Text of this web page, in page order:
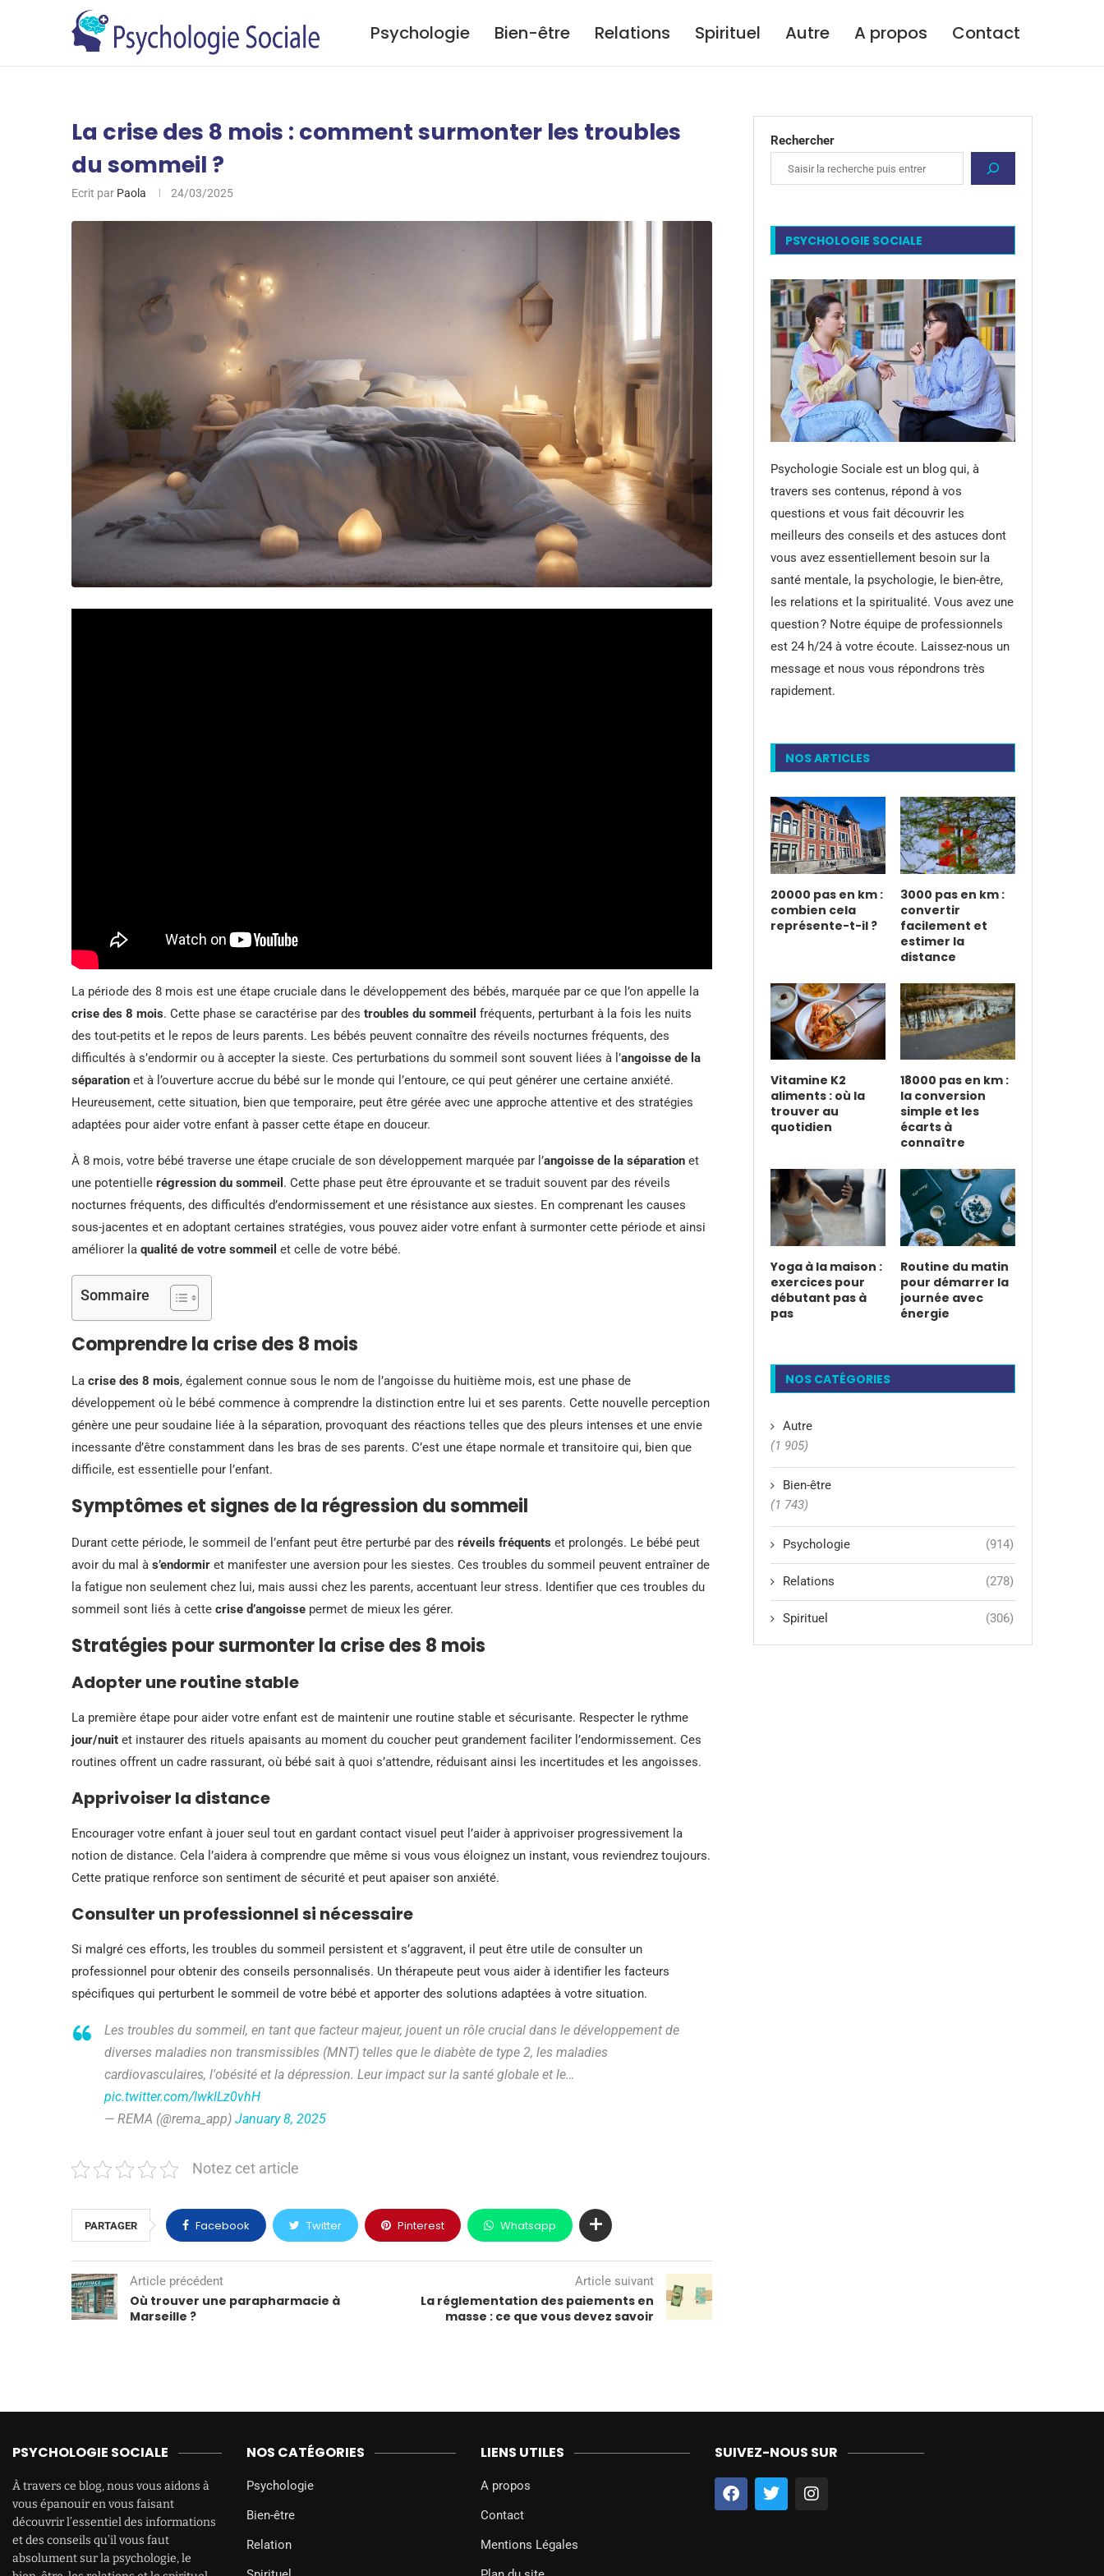
Psychologie Bien-être Relations Spirituel Autre A propos Contact
La crise des 8 mois : comment surmonter les troubles
du sommeil ?
Ecrit par Paola 24/03/2025
La période des 8 mois est une étape cruciale dans le développement des bébés, marquée par ce que l’on appelle la
crise des 8 mois. Cette phase se caractérise par des troubles du sommeil fréquents, perturbant à la fois les nuits
des tout-petits et le repos de leurs parents. Les bébés peuvent connaître des réveils nocturnes fréquents, des
difficultés à s’endormir ou à accepter la sieste. Ces perturbations du sommeil sont souvent liées à l’angoisse de la
séparation et à l’ouverture accrue du bébé sur le monde qui l’entoure, ce qui peut générer une certaine anxiété.
Heureusement, cette situation, bien que temporaire, peut être gérée avec une approche attentive et des stratégies
adaptées pour aider votre enfant à passer cette étape en douceur.
À 8 mois, votre bébé traverse une étape cruciale de son développement marquée par l’angoisse de la séparation et
une potentielle régression du sommeil . Cette phase peut être éprouvante et se traduit souvent par des réveils
nocturnes fréquents, des difficultés d’endormissement et une résistance aux siestes. En comprenant les causes
sous-jacentes et en adoptant certaines stratégies, vous pouvez aider votre enfant à surmonter cette période et ainsi
améliorer la qualité de votre sommeil et celle de votre bébé.
Sommaire
Comprendre la crise des 8 mois
La crise des 8 mois, également connue sous le nom de l’angoisse du huitième mois, est une phase de
développement où le bébé commence à comprendre la distinction entre lui et ses parents. Cette nouvelle perception
génère une peur soudaine liée à la séparation, provoquant des réactions telles que des pleurs intenses et une envie
incessante d’être constamment dans les bras de ses parents. C’est une étape normale et transitoire qui, bien que
difficile, est essentielle pour l’enfant.
Symptômes et signes de la régression du sommeil
Durant cette période, le sommeil de l’enfant peut être perturbé par des réveils fréquents et prolongés. Le bébé peut
avoir du mal à s’endormir et manifester une aversion pour les siestes. Ces troubles du sommeil peuvent entraîner de
la fatigue non seulement chez lui, mais aussi chez les parents, accentuant leur stress. Identifier que ces troubles du
sommeil sont liés à cette crise d’angoisse permet de mieux les gérer.
Stratégies pour surmonter la crise des 8 mois
Adopter une routine stable
La première étape pour aider votre enfant est de maintenir une routine stable et sécurisante. Respecter le rythme
jour/nuit et instaurer des rituels apaisants au moment du coucher peut grandement faciliter l’endormissement. Ces
routines offrent un cadre rassurant, où bébé sait à quoi s’attendre, réduisant ainsi les incertitudes et les angoisses.
Apprivoiser la distance
Encourager votre enfant à jouer seul tout en gardant contact visuel peut l’aider à apprivoiser progressivement la
notion de distance. Cela l’aidera à comprendre que même si vous vous éloignez un instant, vous reviendrez toujours.
Cette pratique renforce son sentiment de sécurité et peut apaiser son anxiété.
Consulter un professionnel si nécessaire
Si malgré ces efforts, les troubles du sommeil persistent et s’aggravent, il peut être utile de consulter un
professionnel pour obtenir des conseils personnalisés. Un thérapeute peut vous aider à identifier les facteurs
spécifiques qui perturbent le sommeil de votre bébé et apporter des solutions adaptées à votre situation.
Les troubles du sommeil, en tant que facteur majeur, jouent un rôle crucial dans le développement de
diverses maladies non transmissibles (MNT) telles que le diabète de type 2, les maladies
cardiovasculaires, l'obésité et la dépression. Leur impact sur la santé globale et le…
pic.twitter.com/lwklLz0vhH
— REMA (@rema_app) January 8, 2025
Notez cet article
PARTAGER Facebook Twitter Pinterest Whatsapp
Article précédent
Où trouver une parapharmacie à
Marseille ?
Article suivant
La réglementation des paiements en
masse : ce que vous devez savoir
Rechercher
PSYCHOLOGIE SOCIALE
Psychologie Sociale est un blog qui, à
travers ses contenus, répond à vos
questions et vous fait découvrir les
meilleurs des conseils et des astuces dont
vous avez essentiellement besoin sur la
santé mentale, la psychologie, le bien-être,
les relations et la spiritualité. Vous avez une
question ? Notre équipe de professionnels
est 24 h/24 à votre écoute. Laissez-nous un
message et nous vous répondrons très
rapidement.
NOS ARTICLES
20000 pas en km :
combien cela
représente-t-il ?
3000 pas en km :
convertir
facilement et
estimer la
distance
Vitamine K2
aliments : où la
trouver au
quotidien
18000 pas en km :
la conversion
simple et les
écarts à
connaître
Yoga à la maison :
exercices pour
débutant pas à
pas
Routine du matin
pour démarrer la
journée avec
énergie
NOS CATÉGORIES
Autre
(1 905)
Bien-être
(1 743)
Psychologie (914)
Relations (278)
Spirituel (306)
PSYCHOLOGIE SOCIALE
À travers ce blog, nous vous aidons à
vous épanouir en vous faisant
découvrir l’essentiel des informations
et des conseils qu’il vous faut
absolument sur la psychologie, le
NOS CATÉGORIES
Psychologie
Bien-être
Relation
LIENS UTILES
A propos
Contact
Mentions Légales
SUIVEZ-NOUS SUR